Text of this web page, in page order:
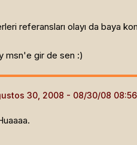
referansları olayı da baya
msn'e gir de sen :)
30, 2008